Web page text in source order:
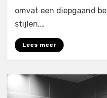
omvat een diepgaand
stijlen,…
Lees meer